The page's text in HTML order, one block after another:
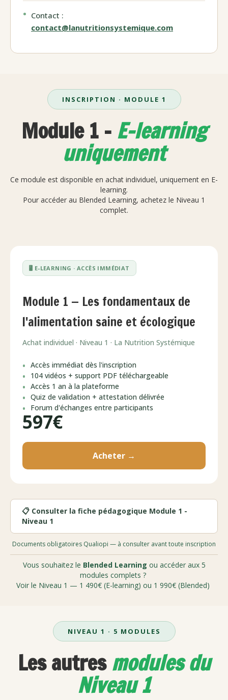
Contact :
contact@lanutritionsystemique.com
INSCRIPTION · MODULE 1
Module 1 - E-learning
uniquement
Ce module est disponible en achat individuel, uniquement en E-
learning.
Pour accéder au Blended Learning, achetez le Niveau 1
complet.
🖥️ E-LEARNING · ACCÈS IMMÉDIAT
Module 1 — Les fondamentaux de
l'alimentation saine et écologique
Achat individuel · Niveau 1 · La Nutrition Systémique
Accès immédiat dès l'inscription
104 vidéos + support PDF téléchargeable
Accès 1 an à la plateforme
Quiz de validation + attestation délivrée
Forum d'échanges entre participants
597€
Acheter →
📋 Consulter la fiche pédagogique Module 1 -
Niveau 1
Documents obligatoires Qualiopi — à consulter avant toute inscription
Vous souhaitez le Blended Learning ou accéder aux 5
modules complets ?
Voir le Niveau 1 — 1 490€ (E-learning) ou 1 990€ (Blended)
NIVEAU 1 · 5 MODULES
Les autresmodules du
Niveau 1